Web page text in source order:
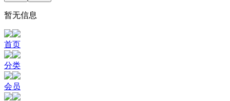
暂无信息
首页
分类
会员